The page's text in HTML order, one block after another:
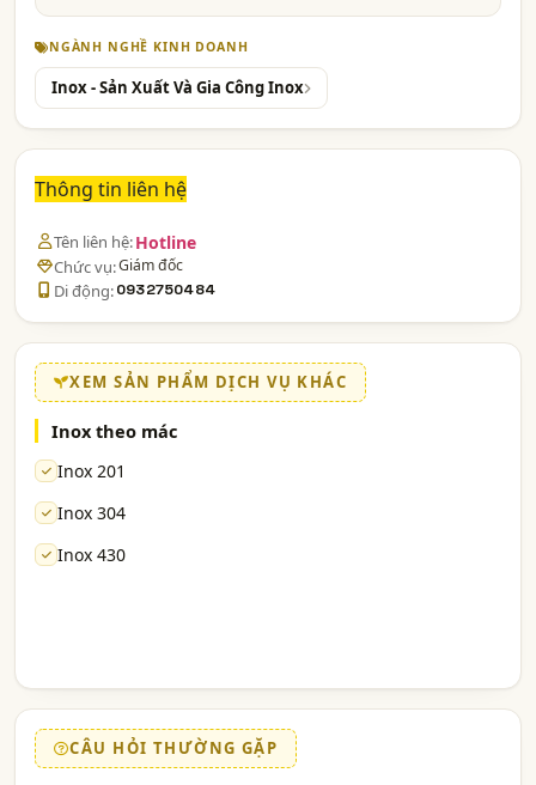
NGÀNH NGHỀ KINH DOANH
Inox - Sản Xuất Và Gia Công Inox
Thông tin liên hệ
Tên liên hệ:Hotline
Chức vụ:Giám đốc
Di động:0932750484
XEM SẢN PHẨM DỊCH VỤ KHÁC
Inox theo mác
Inox 201
Inox 304
Inox 430
CÂU HỎI THƯỜNG GẶP